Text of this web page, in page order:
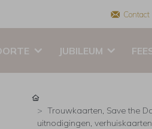
Contact
JUBILEUM
Trouwkaarten, Save the
uitnodigingen,